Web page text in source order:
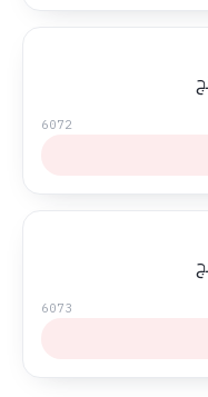
6072
6073